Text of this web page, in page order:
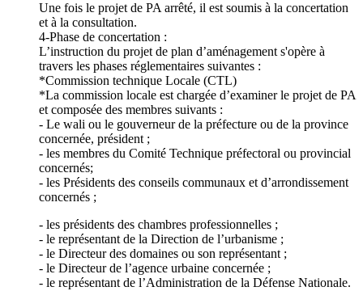
Une fois le projet de PA arrêté, il est soumis à la concertation
et à la consultation.
4-Phase de concertation :
L’instruction du projet de plan d’aménagement s'opère à
travers les phases réglementaires suivantes :
*Commission technique Locale (CTL)
*La commission locale est chargée d’examiner le projet de PA
et composée des membres suivants :
- Le wali ou le gouverneur de la préfecture ou de la province
concernée, président ;
- les membres du Comité Technique préfectoral ou provincial
concernés;
- les Présidents des conseils communaux et d’arrondissement
concernés ;
- les présidents des chambres professionnelles ;
- le représentant de la Direction de l’urbanisme ;
- le Directeur des domaines ou son représentant ;
- le Directeur de l’agence urbaine concernée ;
- le représentant de l’Administration de la Défense Nationale.